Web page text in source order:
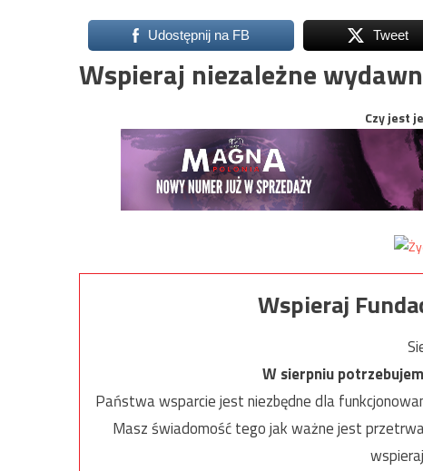
Udostępnij na FB Tweet
Wspieraj niezależne
Czy jest
Wspieraj
W sierpniu
Państwa wsparcie jest niezbędne dla
Masz świadomość tego jak ważne jest